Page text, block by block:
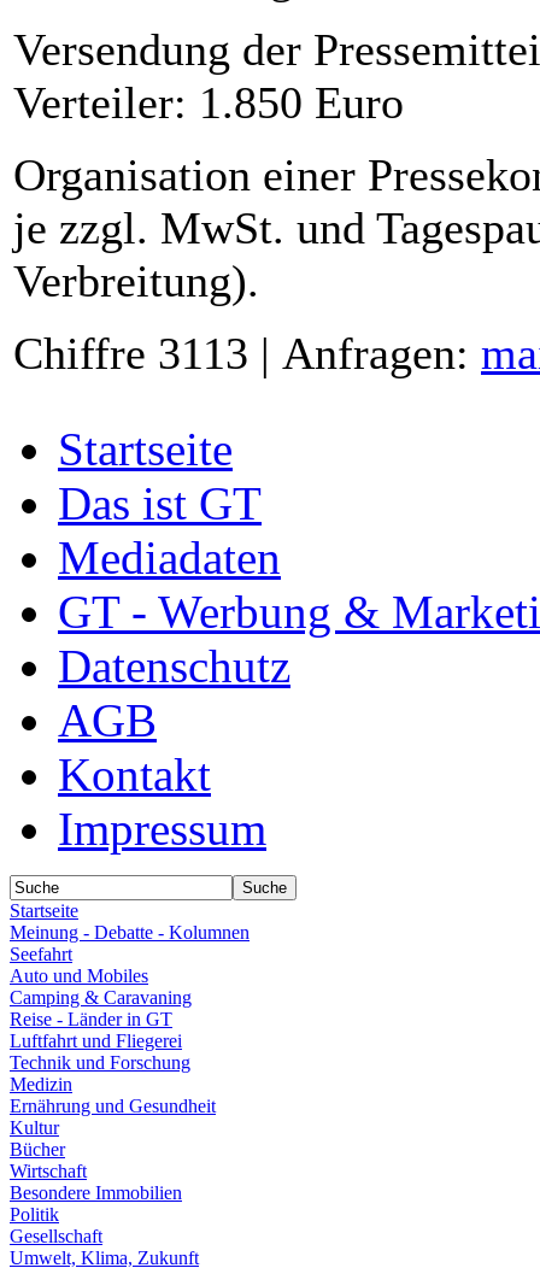
Versendung der
Verteiler: 1.850 Euro
Organisation einer
je zzgl. MwSt. und
Verbreitung).
Chiffre 3113 | Anfragen:
Startseite
Das ist GT
Mediadaten
GT - Werbung &
Datenschutz
AGB
Kontakt
Impressum
Startseite
Meinung - Debatte - Kolumnen
Seefahrt
Auto und Mobiles
Camping & Caravaning
Reise - Länder in GT
Luftfahrt und Fliegerei
Technik und Forschung
Medizin
Ernährung und Gesundheit
Kultur
Bücher
Wirtschaft
Besondere Immobilien
Politik
Gesellschaft
Umwelt, Klima, Zukunft